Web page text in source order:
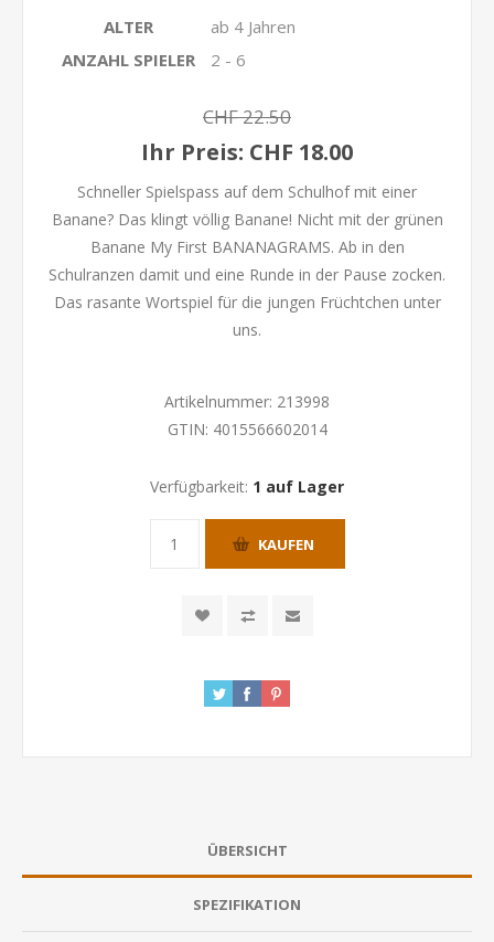
ALTER
ab 4 Jahren
ANZAHL SPIELER
2 - 6
CHF 22.50
Ihr Preis: CHF 18.00
Schneller Spielspass auf dem Schulhof mit einer
Banane? Das klingt völlig Banane! Nicht mit der grünen
Banane My First BANANAGRAMS. Ab in den
Schulranzen damit und eine Runde in der Pause zocken.
Das rasante Wortspiel für die jungen Früchtchen unter
uns.
Artikelnummer: 213998
GTIN: 4015566602014
Verfügbarkeit: 1 auf Lager
KAUFEN
ÜBERSICHT
SPEZIFIKATION